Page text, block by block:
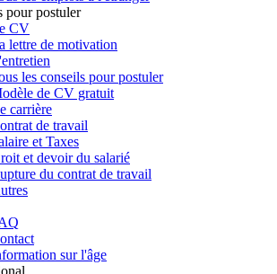
pour postuler
CV
lettre de motivation
les conseils pour postuler
de CV gratuit
carrière
de travail
et Taxes
et devoir du salarié
du contrat de travail
sur l'âge